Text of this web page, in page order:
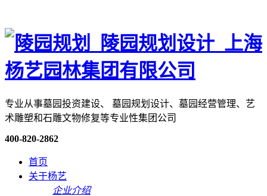
专业从事墓园投资建设、 墓园规划设计、墓园经营管理、艺
术雕塑和石雕文物修复等专业性集团公司
400-820-2862
首页
关于杨艺
企业介绍